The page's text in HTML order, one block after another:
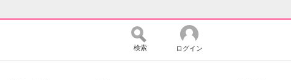
検索 ログイン